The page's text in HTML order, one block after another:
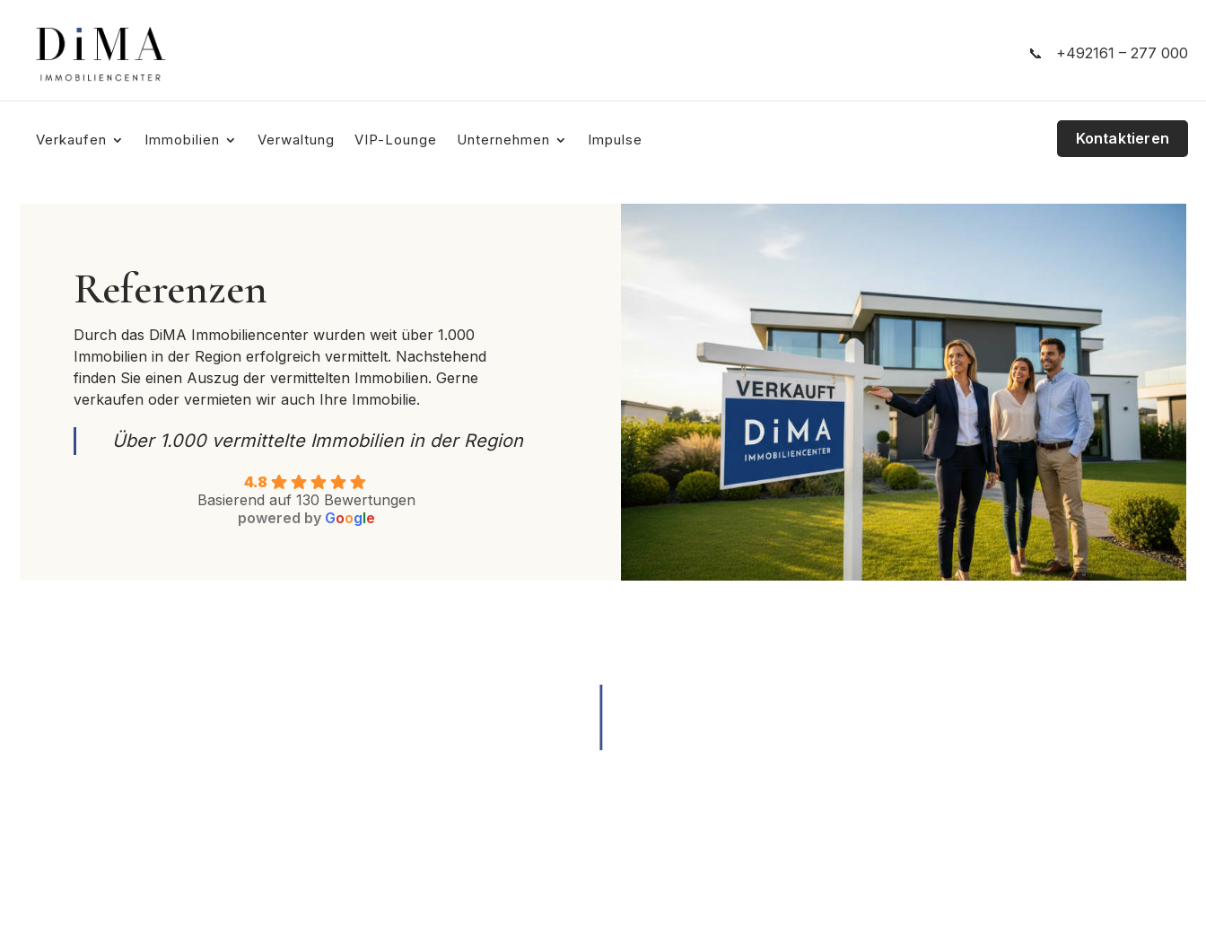
📞 +492161 – 277 000
Verkaufen Immobilien Verwaltung VIP-Lounge Unternehmen Impulse Kontaktieren
Referenzen
Durch das DiMA Immobiliencenter wurden weit über 1.000
Immobilien in der Region erfolgreich vermittelt. Nachstehend
finden Sie einen Auszug der vermittelten Immobilien. Gerne
verkaufen oder vermieten wir auch Ihre Immobilie.
Über 1.000 vermittelte Immobilien in der Region
4.8
Basierend auf 130 Bewertungen
powered by Google